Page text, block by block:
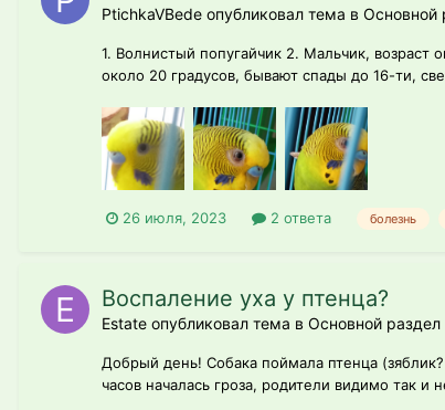
PtichkaVBede опубликовал тема в Основной
1. Волнистый попугайчик 2. Мальчик,
около 20 градусов, бывают спады до 16-ти,
26 июля, 2023 2 ответа болезнь
Воспаление уха у птенца?
Estate опубликовал тема в Основной раздел
Добрый день! Собака поймала птенца
часов началась гроза, родители видимо так